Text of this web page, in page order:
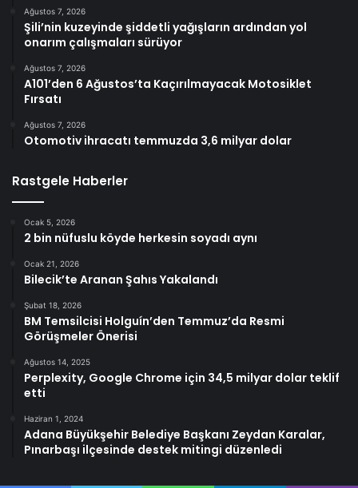
Ağustos 7, 2026
Şili’nin kuzeyinde şiddetli yağışların ardından yol
onarım çalışmaları sürüyor
Ağustos 7, 2026
A101’den 6 Ağustos’ta Kaçırılmayacak Motosiklet
Fırsatı
Ağustos 7, 2026
Otomotiv ihracatı temmuzda 3,6 milyar dolar
Rastgele Haberler
Ocak 5, 2026
2 bin nüfuslu köyde herkesin soyadı aynı
Ocak 21, 2026
Bilecik’te Aranan Şahıs Yakalandı
Şubat 18, 2026
BM Temsilcisi Holguín’den Temmuz’da Resmi
Görüşmeler Önerisi
Ağustos 14, 2025
Perplexity, Google Chrome için 34,5 milyar dolar teklif
etti
Haziran 1, 2024
Adana Büyükşehir Belediye Başkanı Zeydan Karalar,
Pınarbaşı ilçesinde destek mitingi düzenledi